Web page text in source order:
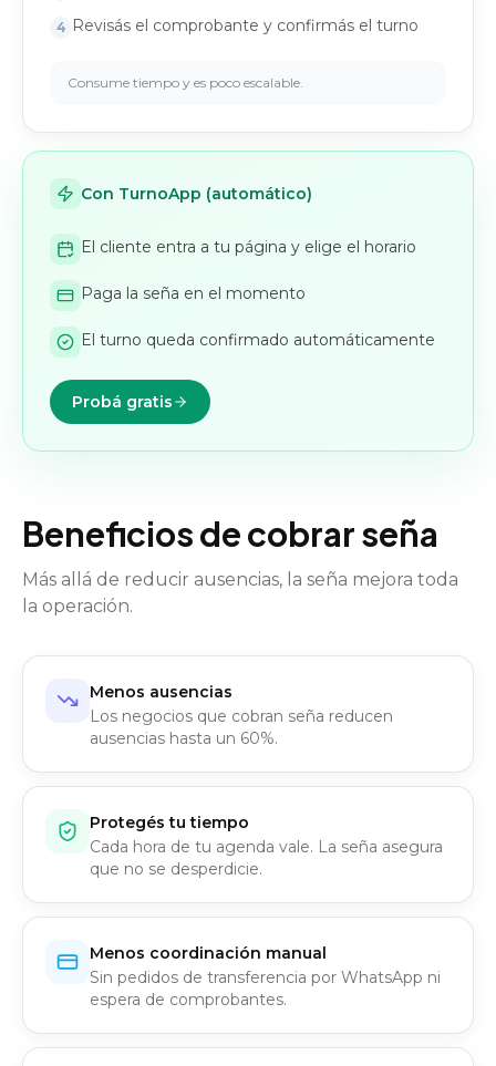
4 Revisás el comprobante y confirmás el turno
Consume tiempo y es poco escalable.
Con TurnoApp (automático)
El cliente entra a tu página y elige el horario
Paga la seña en el momento
El turno queda confirmado automáticamente
Probá gratis
Beneficios de cobrar seña
Más allá de reducir ausencias, la seña mejora toda
la operación.
Menos ausencias
Los negocios que cobran seña reducen
ausencias hasta un 60%.
Protegés tu tiempo
Cada hora de tu agenda vale. La seña asegura
que no se desperdicie.
Menos coordinación manual
Sin pedidos de transferencia por WhatsApp ni
espera de comprobantes.